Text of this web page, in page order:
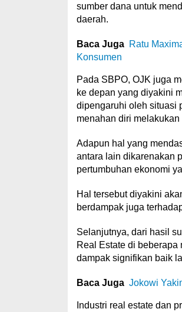
sumber dana untuk
daerah.
Baca Juga
Ratu
Konsumen
Pada SBPO, OJK juga
ke depan yang diyakini
dipengaruhi oleh situasi
menahan diri
Adapun hal yang
antara lain dikarenakan
pertumbuhan ekonomi
Hal tersebut diyakini
berdampak juga
Selanjutnya, dari hasil
Real Estate di
dampak signifikan baik
Baca Juga Jokowi
Industri real estate dan